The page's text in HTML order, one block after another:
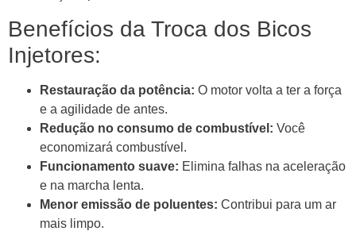
Benefícios da Troca dos Bicos
Injetores:
Restauração da potência: O motor volta a ter a força
e a agilidade de antes.
Redução no consumo de combustível: Você
economizará combustível.
Funcionamento suave: Elimina falhas na aceleração
e na marcha lenta.
Menor emissão de poluentes: Contribui para um ar
mais limpo.